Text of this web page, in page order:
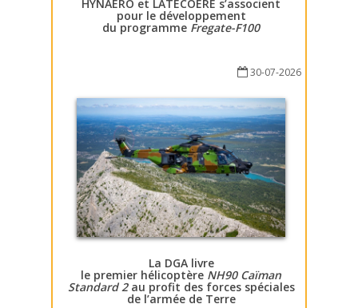
HYNAERO et LATECOERE s’associent
pour le développement
du programme Fregate-F100
30-07-2026
La DGA livre
le premier hélicoptère NH90 Caïman
Standard 2au profit des forces spéciales
de l’armée de Terre